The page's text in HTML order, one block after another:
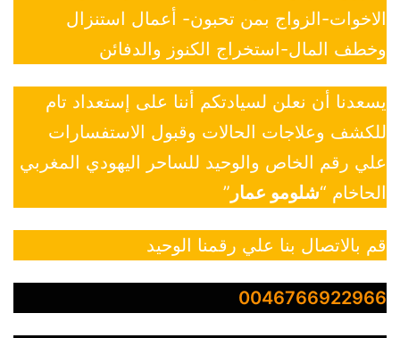
الاخوات-الزواج بمن تحبون- أعمال استنزال
وخطف المال-استخراج الكنوز والدفائن
يسعدنا أن نعلن لسيادتكم أننا على إستعداد تام
للكشف وعلاجات الحالات وقبول الاستفسارات
علي رقم الخاص والوحيد للساحر اليهودي المغربي
الحاخام “شلومو عمار ”
قم بالاتصال بنا علي رقمنا الوحيد
0046766922966